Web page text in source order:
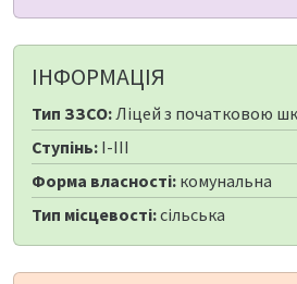
ІНФОРМАЦІЯ
Тип ЗЗСО:Ліцей з початковою
Ступінь: I-III
Форма власності: комунальна
Тип місцевості:сільська